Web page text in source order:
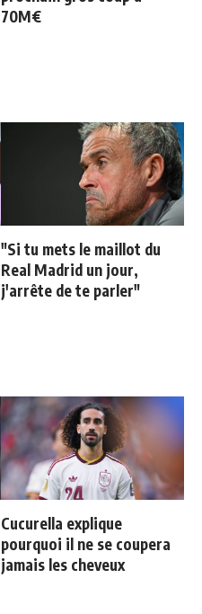
70M€
"Si tu mets le maillot du
Real Madrid un jour,
j'arrête de te parler"
Cucurella explique
pourquoi il ne se coupera
jamais les cheveux